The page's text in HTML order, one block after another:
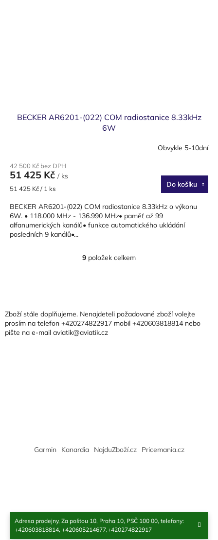
Adresa prodejny, Za poštou 10, Praha 10, PSČ 100 00, telefony:
+420603818814, +420605214677,+420274822917
BECKER AR6201-(022) COM radiostanice 8.33kHz
6W
Obvykle 5-10dní
42 500 Kč bez DPH
51 425 Kč / ks
Měrná
51 425 Kč / 1 ks Do košíku
BECKER AR6201-(022) COM radiostanice 8.33kHz o výkonu
6W. • 118.000 MHz - 136.990 MHz• paměť až 99
alfanumerických kanálů• funkce automatického ukládání
posledních 9 kanálů•...
O
c
í
9 položek celkem
aZboží stále doplňujeme. Nenajdeteli požadované zboží volejte
prosím na telefon +420274822917 mobil +420603818814 nebo
pište na e-mail aviatik@aviatik.cz
Garmin Kanardia NajduZboží.cz Pricemania.cz
Copyright 2026Aviatik. Všechna práva vyhrazena.